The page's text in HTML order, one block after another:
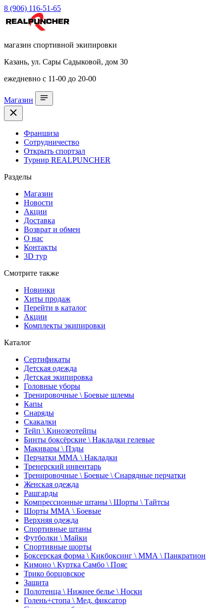
8 (906) 116-51-65
магазин спортивной экипировки
Казань, ул. Сары Садыковой, дом 30
ежедневно с 11-00 до 20-00
Магазин
Франшиза
Сотрудничество
Открыть спортзал
Турнир REALPUNCHER
Разделы
Магазин
Новости
Акции
Доставка
Возврат и обмен
О нас
Контакты
3D тур
Смотрите также
Новинки
Хиты продаж
Перейти в каталог
Акции
Комплекты экипировки
Каталог
Сертификаты
Детская одежда
Детская экипировка
Головные уборы
Тренировочные \ Боевые шлемы
Капы
Снаряды
Скакалки
Тейп \ Кинозеотейпы
Бинты боксёрские \ Накладки гелевые
Макивары \ Пэды
Перчатки ММА \ Накладки
Тренерский инвентарь
Тренировочные \ Боевые \ Снарядные перчатки
Женская одежда
Рашгарды
Компрессионные штаны \ Шорты \ Тайтсы
Шорты ММА \ Боевые
Верхняя одежда
Спортивные штаны
Футболки \ Майки
Спортивные шорты
Боксерская форма \ Кикбоксинг \ ММА \ Панкратион
Кимоно \ Куртка Самбо \ Пояс
Трико борцовское
Защита
Полотенца \ Нижнее белье \ Носки
Голень+стопа \ Мед. фиксатор